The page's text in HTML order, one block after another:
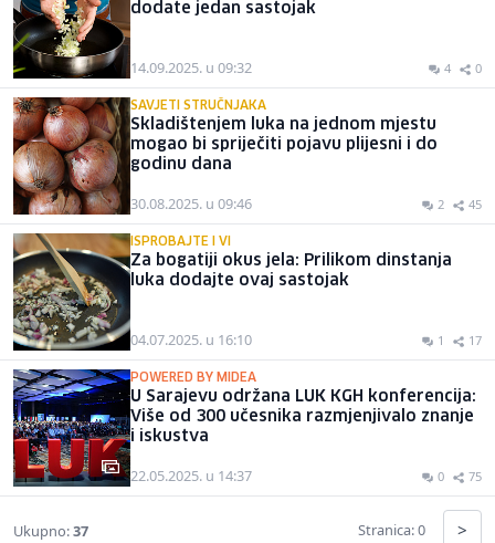
dodate jedan sastojak
14.09.2025. u 09:32 4 0
SAVJETI STRUČNJAKA
Skladištenjem luka na jednom mjestu
mogao bi spriječiti pojavu plijesni i do
godinu dana
30.08.2025. u 09:46 2 45
ISPROBAJTE I VI
Za bogatiji okus jela: Prilikom dinstanja
luka dodajte ovaj sastojak
04.07.2025. u 16:10 1 17
POWERED BY MIDEA
U Sarajevu održana LUK KGH konferencija:
Više od 300 učesnika razmjenjivalo znanje
i iskustva
22.05.2025. u 14:37 0 75
Ukupno:37 Stranica: 0 >